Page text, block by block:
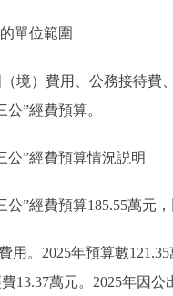
單位範圍
）費用、公務接待費、
”經費預算。
”經費預算情況説明
”經費預算185.55萬元，
。2025年預算數121.35
13.37萬元。2025年因